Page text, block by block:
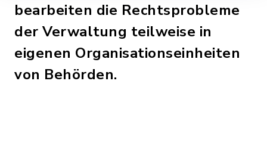
bearbeiten die Rechtsprobleme
der Verwaltung teilweise in
eigenen Organisationseinheiten
von Behörden.